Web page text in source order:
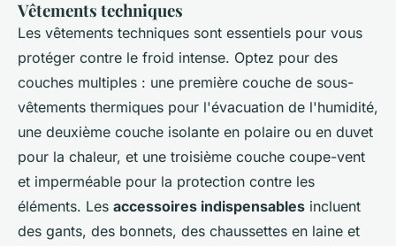
Vêtements techniques
Les vêtements techniques sont essentiels pour vous
protéger contre le froid intense. Optez pour des
couches multiples : une première couche de sous-
vêtements thermiques pour l'évacuation de l'humidité,
une deuxième couche isolante en polaire ou en duvet
pour la chaleur, et une troisième couche coupe-vent
et imperméable pour la protection contre les
éléments. Les accessoires indispensables incluent
des gants, des bonnets, des chaussettes en laine et